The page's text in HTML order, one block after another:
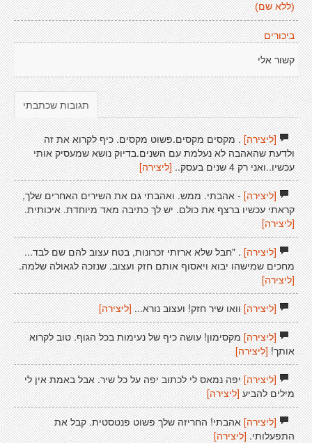
(ללא שם)
ביכורים
קשור אלי
תגובות שכתבתי
[ליצירה]. מקסים מקסים.פשוט מקסים. כיף לקרוא את זה
ולדעת שהאהבה לא נעלמת עם השנים.בדיוק נושא שמעסיק אותי
עכשיו..ואני רק 4 שנים בעסק..
[ליצירה]
[ליצירה]- אהבתי. ממש. ואהבתי גם את השירים האחרים שלך,
קראתי עכשיו ברצף את כולם. יש לך כתיבה מאד מיוחדת. איכותית.
[ליצירה]
[ליצירה]. "חבל שלא ארזתי זכרונות, בטח עצוב להם שם לבד...
מחכים שמישהו יבוא ויאסוף אותם חזק ועצוב. שנזכה לגאולה שלמה.
[ליצירה]
[ליצירה]וואו שיר חזק! ועצוב נורא... [ליצירה]
[ליצירה]מקסימון! עושה כיף של נעימות בכל הגוף. טוב לקרוא
אותך! [ליצירה]
[ליצירה]יפה נמאס לי לכתוב יפה על כל שיר. אבל באמת אין לי
מילים להביע [ליצירה]
[ליצירה]אהבתי! החריזה שלך פשוט פנטסטית. קבל את
התפעלותי. [ליצירה]